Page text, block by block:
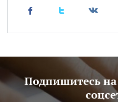
Подпишитесь